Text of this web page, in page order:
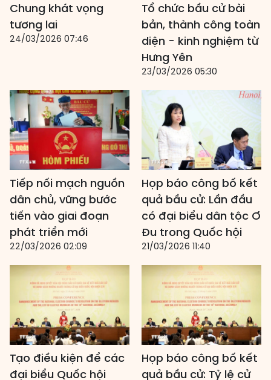
Chung khát vọng
tương lai
24/03/2026 07:46
Tổ chức bầu cử bài
bản, thành công toàn
diện - kinh nghiệm từ
Hưng Yên
23/03/2026 05:30
Tiếp nối mạch nguồn
dân chủ, vững bước
tiến vào giai đoạn
phát triển mới
22/03/2026 02:09
Họp báo công bố kết
quả bầu cử: Lần đầu
có đại biểu dân tộc Ơ
Đu trong Quốc hội
21/03/2026 11:40
Tạo điều kiện để các
đại biểu Quốc hội
Họp báo công bố kết
quả bầu cử: Tỷ lệ cử